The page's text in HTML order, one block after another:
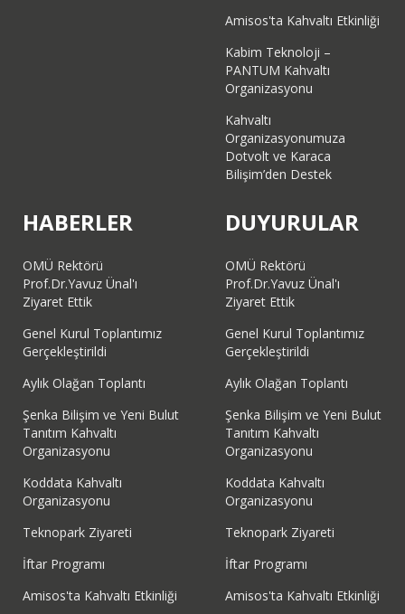
Amisos'ta Kahvaltı Etkinliği
Kabim Teknoloji –
PANTUM Kahvaltı
Organizasyonu
Kahvaltı
Organizasyonumuza
Dotvolt ve Karaca
Bilişim’den Destek
HABERLER
OMÜ Rektörü
Prof.Dr.Yavuz Ünal'ı
Ziyaret Ettik
Genel Kurul Toplantımız
Gerçekleştirildi
Aylık Olağan Toplantı
Şenka Bilişim ve Yeni Bulut
Tanıtım Kahvaltı
Organizasyonu
Koddata Kahvaltı
Organizasyonu
Teknopark Ziyareti
İftar Programı
Amisos'ta Kahvaltı Etkinliği
DUYURULAR
OMÜ Rektörü
Prof.Dr.Yavuz Ünal'ı
Ziyaret Ettik
Genel Kurul Toplantımız
Gerçekleştirildi
Aylık Olağan Toplantı
Şenka Bilişim ve Yeni Bulut
Tanıtım Kahvaltı
Organizasyonu
Koddata Kahvaltı
Organizasyonu
Teknopark Ziyareti
İftar Programı
Amisos'ta Kahvaltı Etkinliği